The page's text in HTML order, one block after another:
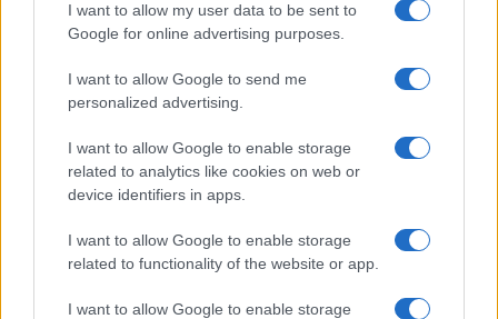
I want to allow my user data to be sent to
Google for online advertising purposes.
I want to allow Google to send me
personalized advertising.
I want to allow Google to enable storage
related to analytics like cookies on web or
device identifiers in apps.
I want to allow Google to enable storage
related to functionality of the website or app.
I want to allow Google to enable storage
Steakhouse EURCV
Morpho Vault
$100,000,000,000,000.00
(EPOCH)
(STINJ)
Vested XOR $3,407.11